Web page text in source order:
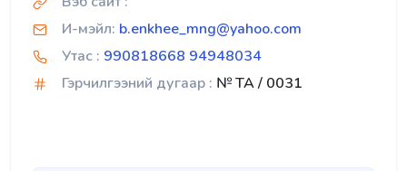
И-мэйл: b.enkhee_mng@yahoo.com
Утас : 990818668 94948034
Гэрчилгээний дугаар : № TA / 0031